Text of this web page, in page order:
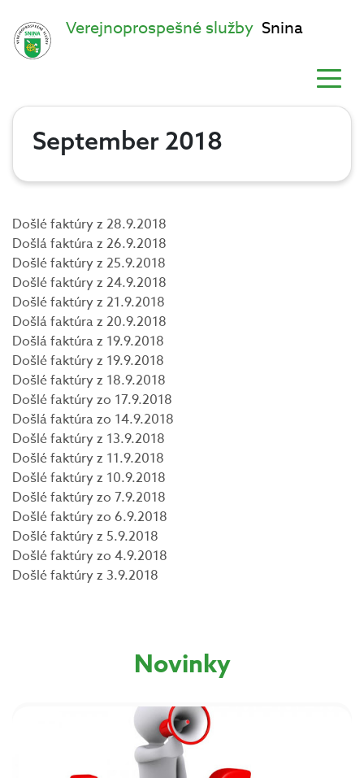
Verejnoprospešné služby Snina
September 2018
Došlé faktúry z 28.9.2018
Došlá faktúra z 26.9.2018
Došlé faktúry z 25.9.2018
Došlé faktúry z 24.9.2018
Došlé faktúry z 21.9.2018
Došlá faktúra z 20.9.2018
Došlá faktúra z 19.9.2018
Došlé faktúry z 19.9.2018
Došlé faktúry z 18.9.2018
Došlé faktúry zo 17.9.2018
Došlá faktúra zo 14.9.2018
Došlé faktúry z 13.9.2018
Došlé faktúry z 11.9.2018
Došlé faktúry z 10.9.2018
Došlé faktúry zo 7.9.2018
Došlé faktúry zo 6.9.2018
Došlé faktúry z 5.9.2018
Došlé faktúry zo 4.9.2018
Došlé faktúry z 3.9.2018
Novinky